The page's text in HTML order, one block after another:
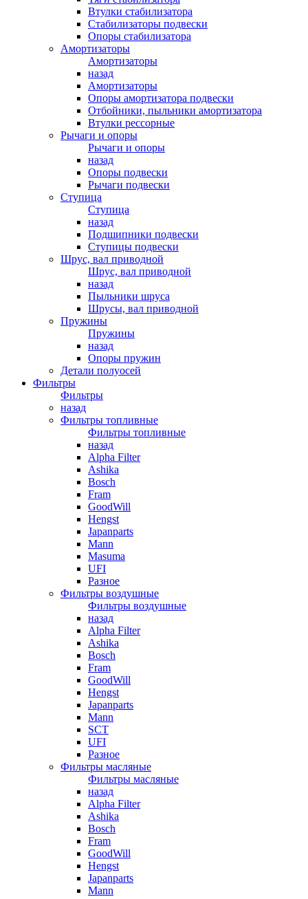
Втулки стабилизатора
Стабилизаторы подвески
Опоры стабилизатора
Амортизаторы
Амортизаторы
назад
Амортизаторы
Опоры амортизатора подвески
Отбойники, пыльники амортизатора
Втулки рессорные
Рычаги и опоры
Рычаги и опоры
назад
Опоры подвески
Рычаги подвески
Ступица
Ступица
назад
Подшипники подвески
Ступицы подвески
Шрус, вал приводной
Шрус, вал приводной
назад
Пыльники шруса
Шрусы, вал приводной
Пружины
Пружины
назад
Опоры пружин
Детали полуосей
Фильтры
Фильтры
назад
Фильтры топливные
Фильтры топливные
назад
Alpha Filter
Ashika
Bosch
Fram
GoodWill
Hengst
Japanparts
Mann
Masuma
UFI
Разное
Фильтры воздушные
Фильтры воздушные
назад
Alpha Filter
Ashika
Bosch
Fram
GoodWill
Hengst
Japanparts
Mann
SCT
UFI
Разное
Фильтры масляные
Фильтры масляные
назад
Alpha Filter
Ashika
Bosch
Fram
GoodWill
Hengst
Japanparts
Mann